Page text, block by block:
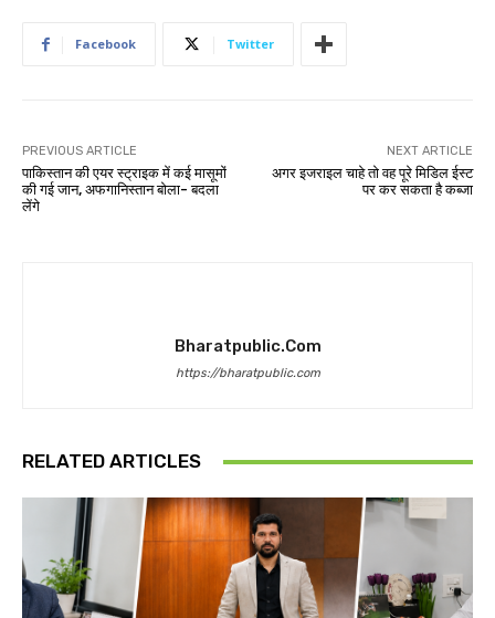
Facebook Twitter
PREVIOUS ARTICLE
पाकिस्तान की एयर स्ट्राइक में कई मासूमों
की गई जान, अफगानिस्तान बोला- बदला
लेंगे
NEXT ARTICLE
अगर इजराइल चाहे तो वह पूरे मिडिल ईस्ट
पर कर सकता है कब्जा
Bharatpublic.com
https://bharatpublic.com
RELATED ARTICLES